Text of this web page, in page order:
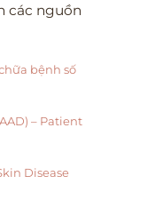
các nguồn
bệnh số
– Patient
Disease